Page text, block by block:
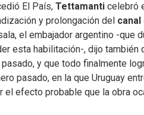
El País, Tettamanti celebró
y prolongación del canal
el embajador argentino -que
esta habilitación-, dijo también
y que todo finalmente
pasado, en la que Uruguay
el efecto probable que la obra